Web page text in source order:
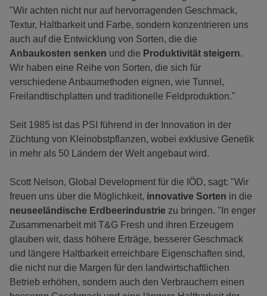
"Wir achten nicht nur auf hervorragenden Geschmack,
Textur, Haltbarkeit und Farbe, sondern konzentrieren uns
auch auf die Entwicklung von Sorten, die die
Anbaukosten senken und die Produktivität steigern.
Wir haben eine Reihe von Sorten, die sich für
verschiedene Anbaumethoden eignen, wie Tunnel,
Freilandtischplatten und traditionelle Feldproduktion."
Seit 1985 ist das PSI führend in der Innovation in der
Züchtung von Kleinobstpflanzen, wobei exklusive Genetik
in mehr als 50 Ländern der Welt angebaut wird.
Scott Nelson, Global Development für die IÖD, sagt: "Wir
freuen uns über die Möglichkeit, innovative Sorten in die
neuseeländische Erdbeerindustrie zu bringen. "In enger
Zusammenarbeit mit T&G Fresh und ihren Erzeugern
glauben wir, dass höhere Erträge, besserer Geschmack
und längere Haltbarkeit erreichbare Eigenschaften sind,
die nicht nur die Margen für den landwirtschaftlichen
Betrieb erhöhen, sondern auch den Verbrauchern einen